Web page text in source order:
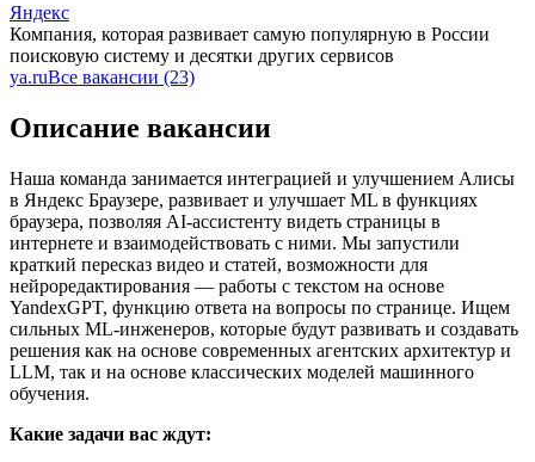
Яндекс
Компания, которая развивает самую популярную в России
поисковую систему и десятки других сервисов
ya.ruВсе вакансии (23)
Описание вакансии
Наша команда занимается интеграцией и улучшением Алисы
в Яндекс Браузере, развивает и улучшает ML в функциях
браузера, позволяя AI-ассистенту видеть страницы в
интернете и взаимодействовать с ними. Мы запустили
краткий пересказ видео и статей, возможности для
нейроредактирования — работы с текстом на основе
YandexGPT, функцию ответа на вопросы по странице. Ищем
сильных ML-инженеров, которые будут развивать и создавать
решения как на основе современных агентских архитектур и
LLM, так и на основе классических моделей машинного
обучения.
Какие задачи вас ждут: